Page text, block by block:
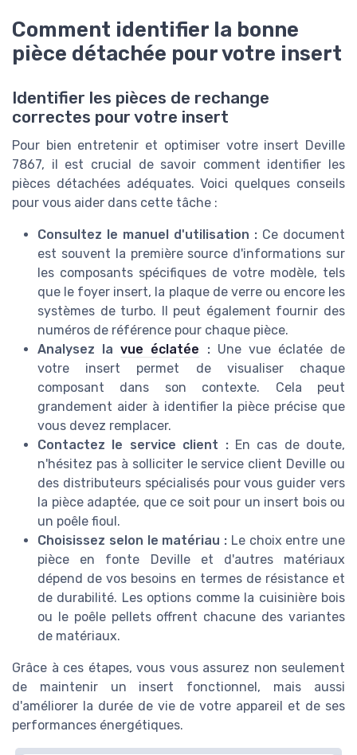
Comment identifier la bonne
pièce détachée pour votre insert
Identifier les pièces de rechange
correctes pour votre insert
Pour bien entretenir et optimiser votre insert Deville
7867, il est crucial de savoir comment identifier les
pièces détachées adéquates. Voici quelques conseils
pour vous aider dans cette tâche :
Consultez le manuel d'utilisation : Ce document
est souvent la première source d'informations sur
les composants spécifiques de votre modèle, tels
que le foyer insert, la plaque de verre ou encore les
systèmes de turbo. Il peut également fournir des
numéros de référence pour chaque pièce.
Analysez lavue éclatée :Une vue éclatée de
votre insert permet de visualiser chaque
composant dans son contexte. Cela peut
grandement aider à identifier la pièce précise que
vous devez remplacer.
Contactez le service client :En cas de doute,
n'hésitez pas à solliciter le service client Deville ou
des distributeurs spécialisés pour vous guider vers
la pièce adaptée, que ce soit pour un insert bois ou
un poêle fioul.
Choisissez selon le matériau : Le choix entre une
pièce en fonte Deville et d'autres matériaux
dépend de vos besoins en termes de résistance et
de durabilité. Les options comme la cuisinière bois
ou le poêle pellets offrent chacune des variantes
de matériaux.
Grâce à ces étapes, vous vous assurez non seulement
de maintenir un insert fonctionnel, mais aussi
d'améliorer la durée de vie de votre appareil et de ses
performances énergétiques.